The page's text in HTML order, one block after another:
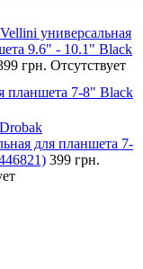
универсальная
9.6" - 10.1" Black
грн. Отсутствует
планшета 7-8" Black
для планшета 7-
399 грн.